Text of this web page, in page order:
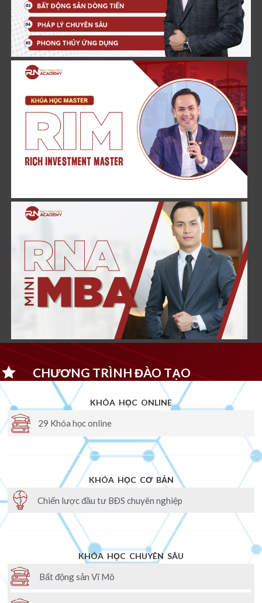
CHƯƠNG TRÌNH ĐÀO TẠO
KHÓA HỌC ONLINE
29 Khóa học online
KHÓA HỌC CƠ BẢN
Chiến lược đầu tư BĐS chuyên nghiệp
KHÓA HỌC CHUYÊN SÂU
Bất động sản Vĩ Mô